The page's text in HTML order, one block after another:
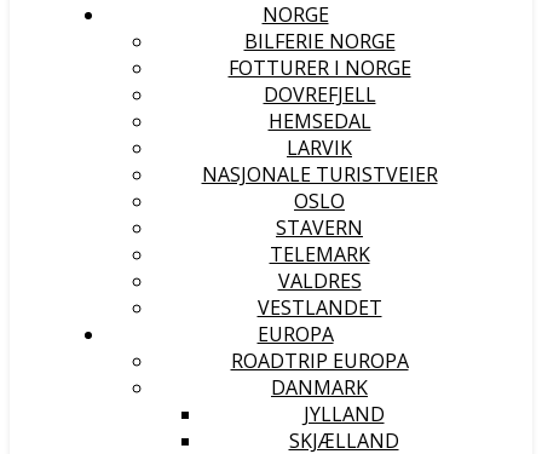
NORGE
BILFERIE NORGE
FOTTURER I NORGE
DOVREFJELL
HEMSEDAL
LARVIK
NASJONALE TURISTVEIER
OSLO
STAVERN
TELEMARK
VALDRES
VESTLANDET
EUROPA
ROADTRIP EUROPA
DANMARK
JYLLAND
SKJÆLLAND